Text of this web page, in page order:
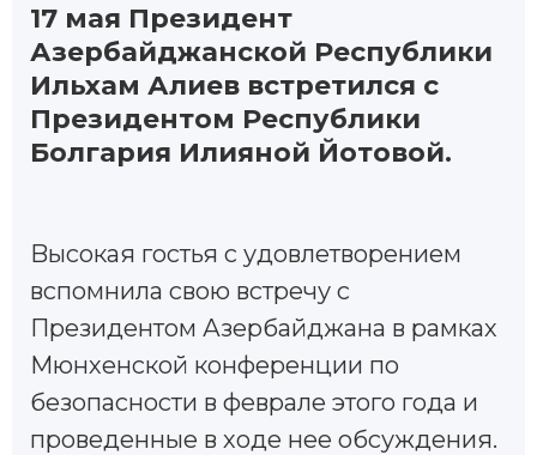
17 мая Президент
Азербайджанской Республики
Ильхам Алиев встретился с
Президентом Республики
Болгария Илияной Йотовой.
Bысокая гостья с удовлетворением
вспомнила свою встречу с
Президентом Азербайджана в рамках
Мюнхенской конференции по
безопасности в феврале этого года и
проведенные в ходе нее обсуждения.